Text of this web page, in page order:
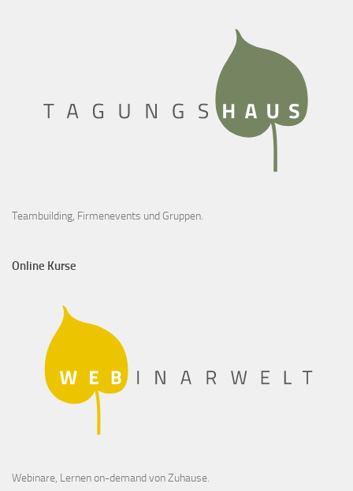
Teambuilding, Firmenevents und Gruppen.
Online Kurse
Webinare, Lernen on-demand von Zuhause.